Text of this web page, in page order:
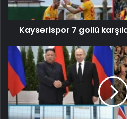
Kayserispor 7 gollü